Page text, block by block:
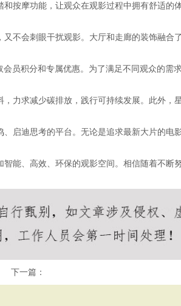
按摩功能，让观众在观影过程中拥有舒适的
不会刺眼干扰观影。大厅和走廊的装饰融合
员积分和专属优惠。为了满足不同观众的需
力求减少碳排放，践行可持续发展。此外，
启迪思考的平台。无论是追求最新大片的电
能、高效、环保的观影空间。相信随着不断
下一篇：